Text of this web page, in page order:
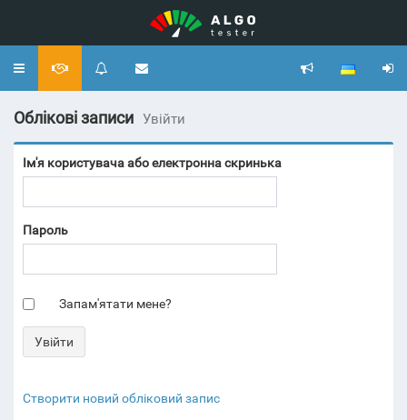
Toggle
Облікові записи Увійти
Ім'я користувача або електронна скринька
Пароль
Запам'ятати мене?
Створити новий обліковий запис